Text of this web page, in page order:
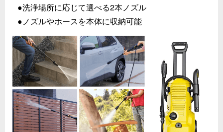
●洗浄場所に応じて選べる2本ノズル
●ノズルやホースを本体に収納可能